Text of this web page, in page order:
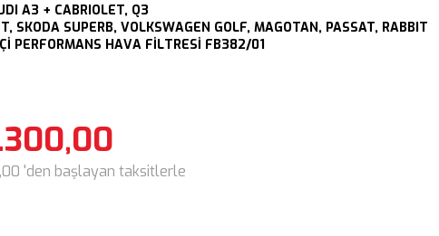
A3 + CABRIOLET, Q3
SKODA SUPERB, VOLKSWAGEN GOLF, MAGOTAN, PASSAT, RABBIT
PERFORMANS HAVA FİLTRESİ FB382/01
'den başlayan taksitlerle